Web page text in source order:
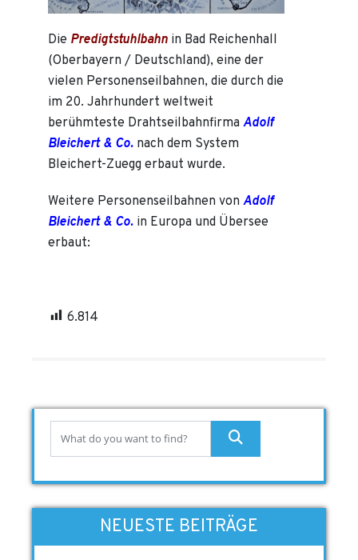
Die Predigtstuhlbahn in Bad Reichenhall
(Oberbayern / Deutschland), eine der
vielen Personenseilbahnen, die durch die
im 20. Jahrhundert weltweit
berühmteste Drahtseilbahnfirma Adolf
Bleichert & Co. nach dem System
Bleichert-Zuegg erbaut wurde.
Weitere Personenseilbahnen von Adolf
Bleichert & Co. in Europa und Übersee
erbaut:
6.814
NEUESTE BEITRÄGE